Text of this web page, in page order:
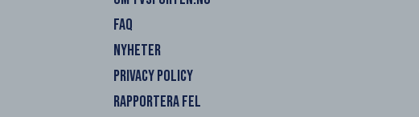
FAQ
NYHETER
PRIVACY POLICY
RAPPORTERA FEL